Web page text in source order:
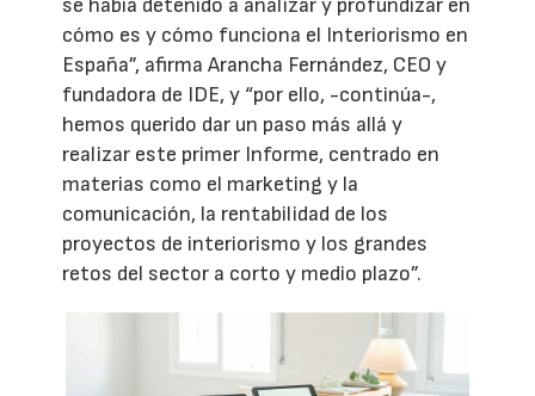
se había detenido a analizar y profundizar en
cómo es y cómo funciona el Interiorismo en
España”, afirma Arancha Fernández, CEO y
fundadora de IDE, y “por ello, -continúa-,
hemos querido dar un paso más allá y
realizar este primer Informe, centrado en
materias como el marketing y la
comunicación, la rentabilidad de los
proyectos de interiorismo y los grandes
retos del sector a corto y medio plazo”.